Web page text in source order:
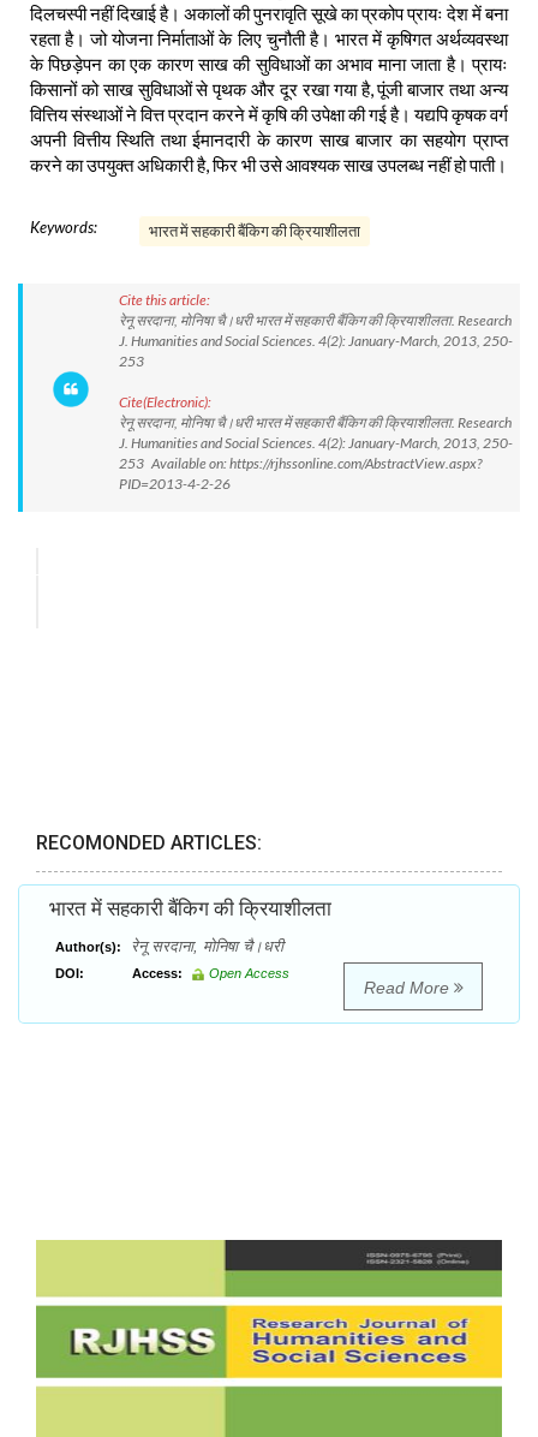
दिलचस्पी नहीं दिखाई है। अकालों की पुनरावृति सूखे का प्रकोप प्रायः देश में बना
रहता है। जो योजना निर्माताओं के लिए चुनौती है। भारत में कृषिगत अर्थव्यवस्था
के पिछड़ेपन का एक कारण साख की सुविधाओं का अभाव माना जाता है। प्रायः
किसानों को साख सुविधाओं से पृथक और दूर रखा गया है, पूंजी बाजार तथा अन्य
वित्तिय संस्थाओं ने वित्त प्रदान करने में कृषि की उपेक्षा की गई है। यद्यपि कृषक वर्ग
अपनी वित्तीय स्थिति तथा ईमानदारी के कारण साख बाजार का सहयोग प्राप्त
करने का उपयुक्त अधिकारी है, फिर भी उसे आवश्यक साख उपलब्ध नहीं हो पाती।
Keywords: भारत में सहकारी बैंकिग की क्रियाशीलता
Cite this article:
रेनू सरदाना, मोनिषा चै।धरी भारत में सहकारी बैंकिग की क्रियाशीलता. Research
J. Humanities and Social Sciences. 4(2): January-March, 2013, 250-
253
Cite(Electronic):
रेनू सरदाना, मोनिषा चै।धरी भारत में सहकारी बैंकिग की क्रियाशीलता. Research
J. Humanities and Social Sciences. 4(2): January-March, 2013, 250-
253 Available on: https://rjhssonline.com/AbstractView.aspx?
PID=2013-4-2-26
RECOMONDED ARTICLES:
भारत में सहकारी बैंकिग की क्रियाशीलता
Author(s): रेनू सरदाना, मोनिषा चै।धरी
DOI: Access: Open Access
Read More